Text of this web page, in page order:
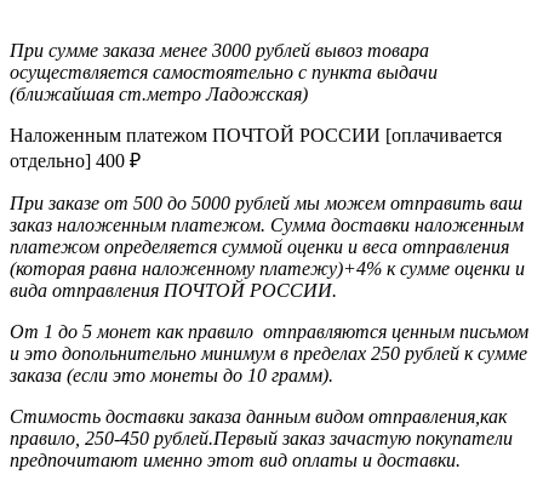
При сумме заказа менее 3000 рублей вывоз товара
осуществляется самостоятельно с пункта выдачи
(ближайшая ст.метро Ладожская)
Наложенным платежом ПОЧТОЙ РОССИИ [оплачивается
отдельно] 400 ₽
При заказе от 500 до 5000 рублей мы можем отправить ваш
заказ наложенным платежом. Сумма доставки наложенным
платежом определяется суммой оценки и веса отправления
(которая равна наложенному платежу)+4% к сумме оценки и
вида отправления ПОЧТОЙ РОССИИ.
От 1 до 5 монет как правило отправляются ценным письмом
и это допольнительно минимум в пределах 250 рублей к сумме
заказа (если это монеты до 10 грамм).
Стимость доставки заказа данным видом отправления,как
правило, 250-450 рублей.Первый заказ зачастую покупатели
предпочитают именно этот вид оплаты и доставки.